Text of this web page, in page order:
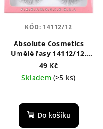
Absolute Cosmetics
Umělé řasy 14112/12,
černé
49 Kč
Skladem (>5 ks)
Do košíku
KÓD: 14112/12